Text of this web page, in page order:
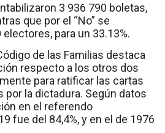
3 936 790 boletas,
que por el “No” se
para un 33.13%.
de las Familias destaca
respecto a los otros dos
para ratificar las cartas
por la dictadura. Según datos
en el referendo
fue del 84,4%, y en el de 1976